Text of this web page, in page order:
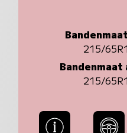
215/
215/